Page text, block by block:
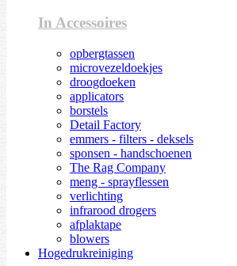
In Accessoires
opbergtassen
microvezeldoekjes
droogdoeken
applicators
borstels
Detail Factory
emmers - filters - deksels
sponsen - handschoenen
The Rag Company
meng - sprayflessen
verlichting
infrarood drogers
afplaktape
blowers
Hogedrukreiniging